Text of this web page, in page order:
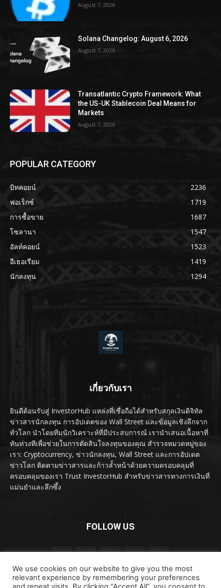
August 7, 2026
Solana Changelog: August 6, 2026
August 7, 2026
Transatlantic Crypto Framework: What
the US-UK Stablecoin Deal Means for
Markets
August 7, 2026
POPULAR CATEGORY
บิทคอยน์
2236
ฟอเร็กซ์
1719
การซื้อขาย
1687
โซลานา
1547
อัลท์คอยน์
1523
อีเธอเรียม
1419
นักลงทุน
1294
เกี่ยวกับเรา
ยินดีต้อนรับสู่ InvestorHub แหล่งที่เชื่อถือได้สำหรับสกุลเงินดิจิทัล
ข่าวสารนักลงทุน การอัปเดตของ Wall Street และข้อมูลเชิงลึกจาก
ทั่วโลก นำโดยทีมนักวิเคราะห์ที่มีประสบการณ์ เรานำเสนอเนื้อหาที่
ทันท่วงทีเพื่อช่วยในการตัดสินใจลงทุนของคุณ สำรวจหมวดหมู่ของ
เรา: Cryptocurrency, ข่าวนักลงทุน, Wall Street และการอัปเดต
ข่าวโลก ติดตามข่าวสารและก้าวล้ำหน้าด้วยความครอบคลุมที่
ครอบคลุมของเรา Trust InvestorHub สำหรับข่าวสารทางการเงินที่
แม่นยำและลึกซึ้ง
FOLLOW US
We use cookies on our website to give you the most
relevant experience by remembering your preferences